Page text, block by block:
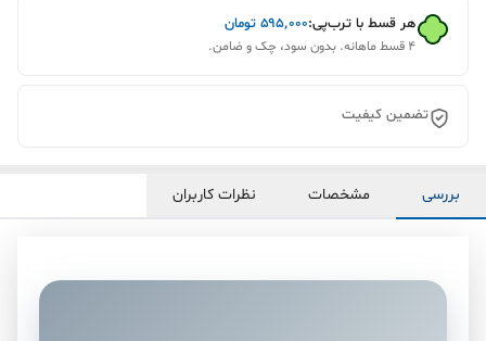
هر قسط با ترب‌پی:۵۹۵٬۰۰۰ تومان
۴ قسط ماهانه. بدون سود، چک و ضامن.
تضمین کیفیت
بررسی مشخصات نظرات کاربران